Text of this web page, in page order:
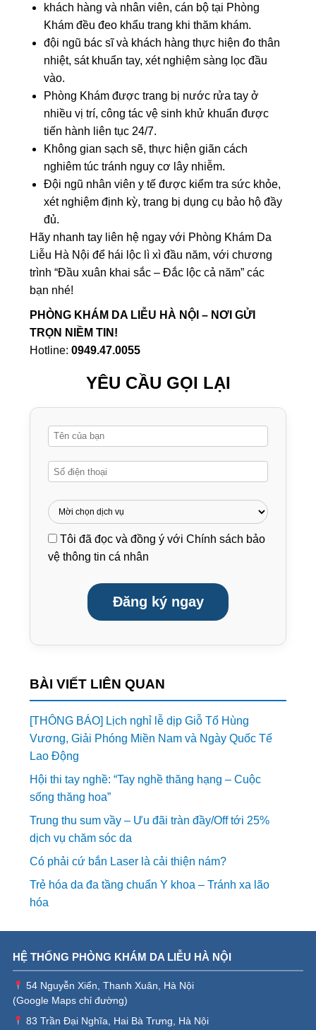
khách hàng và nhân viên, cán bộ tại Phòng
Khám đều đeo khẩu trang khi thăm khám.
đội ngũ bác sĩ và khách hàng thực hiện đo thân
nhiệt, sát khuẩn tay, xét nghiệm sàng lọc đầu
vào.
Phòng Khám được trang bị nước rửa tay ở
nhiều vị trí, công tác vệ sinh khử khuẩn được
tiến hành liên tục 24/7.
Không gian sạch sẽ, thực hiện giãn cách
nghiêm túc tránh nguy cơ lây nhiễm.
Đội ngũ nhân viên y tế được kiểm tra sức khỏe,
xét nghiệm định kỳ, trang bị dụng cụ bảo hộ đầy
đủ.
Hãy nhanh tay liên hệ ngay với Phòng Khám Da
Liễu Hà Nội để hái lộc lì xì đầu năm, với chương
trình “Đầu xuân khai sắc – Đắc lộc cả năm” các
bạn nhé!
PHÒNG KHÁM DA LIỄU HÀ NỘI – NƠI GỬI
TRỌN NIỀM TIN!
Hotline:0949.47.0055
YÊU CẦU GỌI LẠI
Tôi đã đọc và đồng ý vớiChính sách bảo
vệ thông tin cá nhân
Đăng ký ngay
BÀI VIẾT LIÊN QUAN
[THÔNG BÁO] Lịch nghỉ lễ dịp Giỗ Tổ Hùng
Vương, Giải Phóng Miền Nam và Ngày Quốc Tế
Lao Động
Hội thi tay nghề: “Tay nghề thăng hạng – Cuộc
sống thăng hoa”
Trung thu sum vầy – Ưu đãi tràn đầy/Off tới 25%
dịch vụ chăm sóc da
Có phải cứ bắn Laser là cải thiện nám?
Trẻ hóa da đa tầng chuẩn Y khoa – Tránh xa lão
hóa
HỆ THỐNG PHÒNG KHÁM DA LIỄU HÀ NỘI
54 Nguyễn Xiển, Thanh Xuân, Hà Nội
(Google Maps chỉ đường)
83 Trần Đại Nghĩa, Hai Bà Trưng, Hà Nội